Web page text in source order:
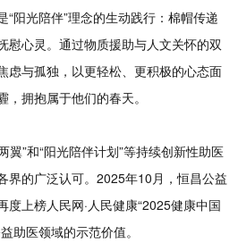
“阳光陪伴”理念的生动践行：棉帽传递
慰心灵。通过物质援助与人文关怀的双
虑与孤独，以更轻松、更积极的心态面
拥抱属于他们的春天。
翼”和“阳光陪伴计划”等持续创新性助医
界的广泛认可。2025年10月，恒昌公益
上榜人民网·人民健康“2025健康中国
助医领域的示范价值。